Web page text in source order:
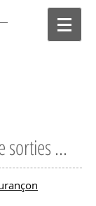
sorties ...